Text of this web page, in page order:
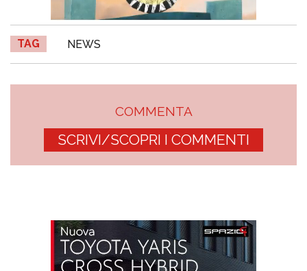
TAG NEWS
COMMENTA
SCRIVI/SCOPRI I COMMENTI